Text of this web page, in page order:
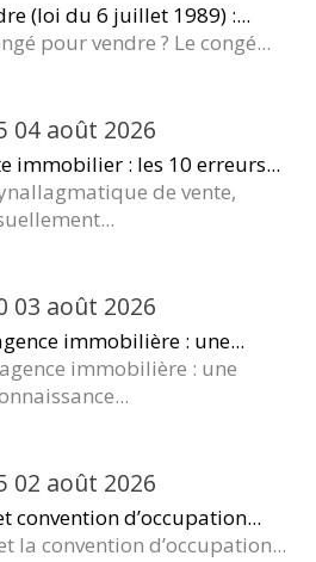
(loi du 6 juillet 1989) :...
pour vendre ? Le congé...
04 août 2026
immobilier : les 10 erreurs...
de vente,
03 août 2026
immobilière : une...
immobilière : une
02 août 2026
convention d’occupation...
la convention d’occupation...